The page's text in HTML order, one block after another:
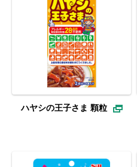
ハヤシの王子さま 顆粒